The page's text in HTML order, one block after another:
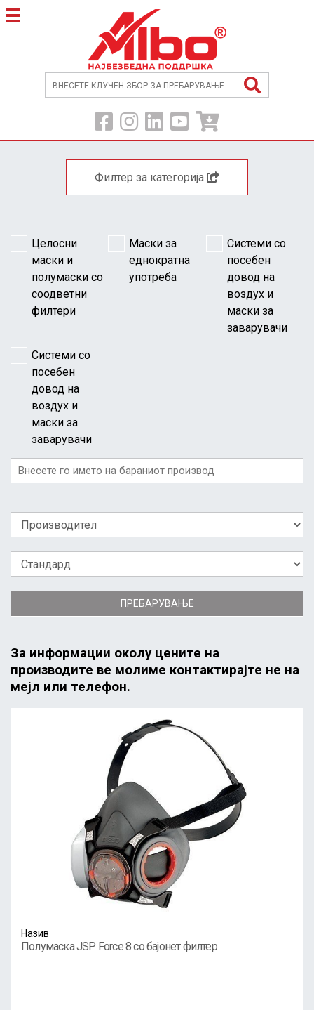
Филтер за категорија
Целосни
маски и
полумаски со
соодветни
филтери
Маски за
еднократна
употреба
Системи со
посебен
довод на
воздух и
маски за
заварувачи
Системи со
посебен
довод на
воздух и
маски за
заварувачи
ПРЕБАРУВАЊЕ
За информации околу цените на
производите ве молиме контактирајте не на
мејл или телефон.
Назив
Полумаска JSP Force 8 со бајонет филтер